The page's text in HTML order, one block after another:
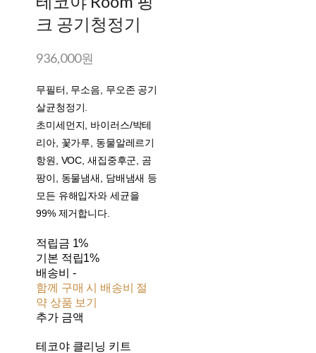
크 공기청정기
936,000원
무필터, 무소음, 무오존 공기
살균청정기.
초미세먼지, 바이러스/박테
리아, 꽃가루, 동물알레르기
항원, VOC, 새집중후군, 곰
팡이, 동물냄새, 담배냄새 등
모든 유해입자와 세균을
99% 제거합니다.
적립금 1%
기본 적립1%
배송비 -
함께 구매 시 배송비 절
약 상품 보기
추가 금액
테코야 클리닝 키트